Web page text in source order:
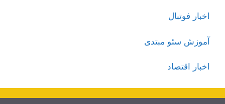
اخبار فوتبال
آموزش سئو مبتدی
اخبار اقتصاد